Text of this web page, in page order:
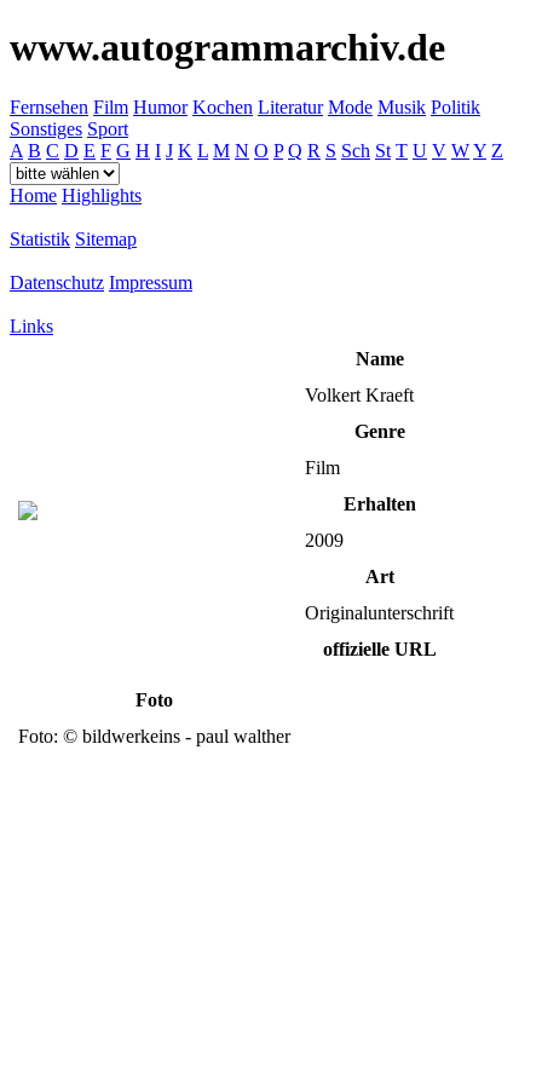
www.autogrammarchiv.de
Fernsehen Film Humor Kochen Literatur Mode Musik Politik
Sonstiges Sport
A B C D E F G H I J K L M N O P Q R S Sch St T U V WY Z
Home Highlights
Statistik Sitemap
Datenschutz Impressum
Links
Name
Volkert Kraeft
Genre
Film
Erhalten
2009
Art
Originalunterschrift
offizielle URL
Foto
Foto: © bildwerkeins - paul walther